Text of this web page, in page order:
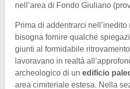
nell’area di Fondo Giuliano
Prima di addentrarci
bisogna fornire qualche
giunti al formidabile
lavoravano in realtà
archeologico di un edificio
area cimiteriale estesa. Nella